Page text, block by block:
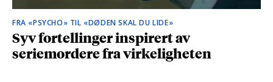
FRA «PSYCHO» TIL «DØDEN SKAL DU LIDE»
Syv fortellinger inspirert av
seriemordere fra virkeligheten